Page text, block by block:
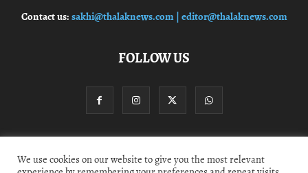
Contact us:sakhi@thalaknews.com | editor@thalaknews.com
FOLLOW US
Privacy Policy Contact Us
We use cookies on our website to give you the most relevant